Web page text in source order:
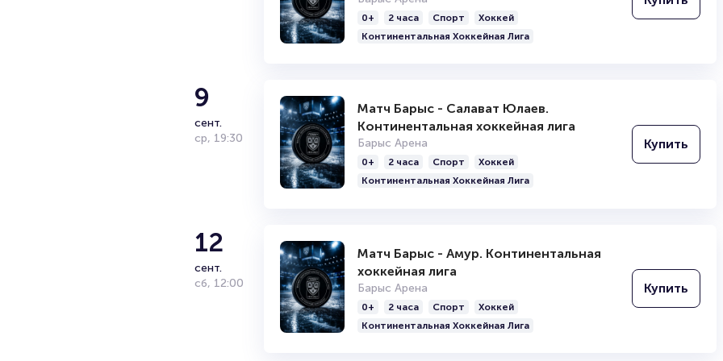
надежный маркетплейс, который поможет вам попасть
мероприятия любого масштаба и формата в России и
странах. Выбирайте событие, оставляйте заявку с
На нашем сайте вы можете купить билеты на шоу
Soleil «OVO» в Астане. Спешите занять места, пока
еще есть в наличии, и увидеть это событие.
Полезные ссылки
Продать билет
Брокерам
Организаторам
Монреале (Канада). Число сотрудников: 5020 чел. Годовая выручка превышает 600 млн.
0+ 2 часа Спорт
Хоккей
Континентальная Хоккейная Лига
9
сент.
ср, 19:30
Матч Барыс - Салават Юлаев.
Континентальная хоккейная лига
Барыс Арена
0+ 2 часа Спорт
Хоккей
Континентальная Хоккейная Лига
Купить
12
сент.
сб, 12:00
Матч Барыс - Амур. Континентальная
хоккейная лига
Барыс Арена
0+ 2 часа Спорт
Хоккей
Континентальная Хоккейная Лига
Купить